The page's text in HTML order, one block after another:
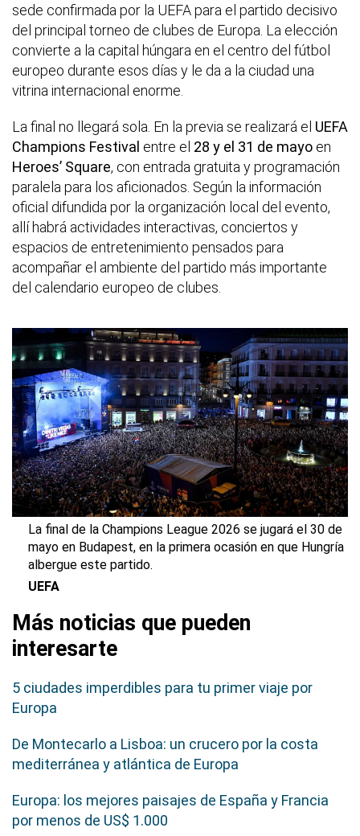
sede confirmada por la UEFA para el partido decisivo
del principal torneo de clubes de Europa. La elección
convierte a la capital húngara en el centro del fútbol
europeo durante esos días y le da a la ciudad una
vitrina internacional enorme.
La final no llegará sola. En la previa se realizará el UEFA
Champions Festival entre el 28 y el 31 de mayo en
Heroes’ Square, con entrada gratuita y programación
paralela para los aficionados. Según la información
oficial difundida por la organización local del evento,
allí habrá actividades interactivas, conciertos y
espacios de entretenimiento pensados para
acompañar el ambiente del partido más importante
del calendario europeo de clubes.
La final de la Champions League 2026 se jugará el 30 de
mayo en Budapest, en la primera ocasión en que Hungría
albergue este partido.
UEFA
Más noticias que pueden
interesarte
5 ciudades imperdibles para tu primer viaje por
Europa
De Montecarlo a Lisboa: un crucero por la costa
mediterránea y atlántica de Europa
Europa: los mejores paisajes de España y Francia
por menos de US$ 1.000